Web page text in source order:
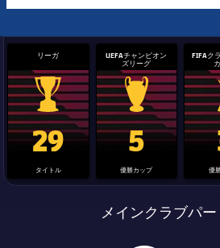
リーガ
La Liga trophy
29
タイトル
UEFAチャンピオン
ズリーグ
Champions
5
優勝カップ
FIFAク
優
メインクラブパ